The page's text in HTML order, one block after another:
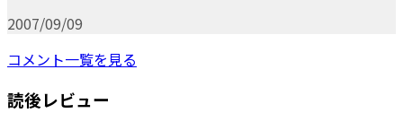
2007/09/09
コメント一覧を見る
読後レビュー